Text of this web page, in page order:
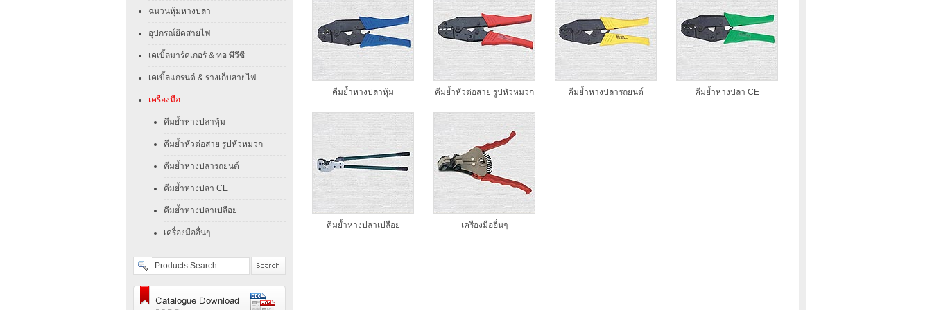
ฉนวนหุ้มหางปลา
อุปกรณ์ยึดสายไฟ
เคเบิ้ลมาร์คเกอร์ & ท่อ พีวีซี
เคเบิ้ลแกรนด์ & รางเก็บสายไฟ
เครื่องมือ
คีมย้ำหางปลาหุ้ม
คีมย้ำหัวต่อสาย รูปหัวหมวก
คีมย้ำหางปลารถยนต์
คีมย้ำหางปลา CE
คีมย้ำหางปลาเปลือย
เครื่องมืออื่นๆ
คีมย้ำหางปลาหุ้ม คีมย้ำหัวต่อสาย รูปหัวหมวก คีมย้ำหางปลารถยนต์ คีมย้ำหางปลา CE
คีมย้ำหางปลาเปลือย เครื่องมืออื่นๆ